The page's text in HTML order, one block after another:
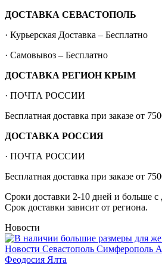
ДОСТАВКА СЕВАСТОПОЛЬ
· Курьерская Доставка – Бесплатно
· Самовывоз – Бесплатно
ДОСТАВКА РЕГИОН КРЫМ
· ПОЧТА РОССИИ
Бесплатная доставка при заказе от
ДОСТАВКА РОССИЯ
· ПОЧТА РОССИИ
Бесплатная доставка при заказе от
Сроки доставки 2-10 дней и больше с
Срок доставки зависит от региона.
Новости